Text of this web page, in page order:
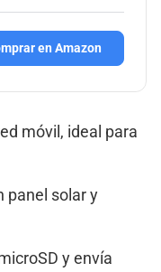
en Amazon
móvil, ideal para
panel solar y
y envía